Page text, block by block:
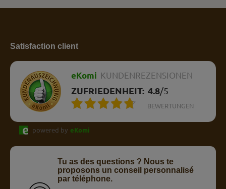
Satisfaction client
eKomi KUNDENREZENSIONEN
ZUFRIEDENHEIT: 4.8/5
BEWERTUNGEN
powered by eKomi
Tu as des questions ? Nous te
proposons un conseil personnalisé
par téléphone.